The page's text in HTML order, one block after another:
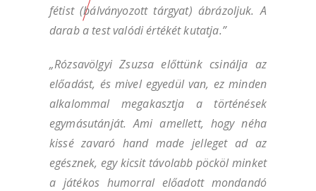
fétist (bálványozott tárgyat) ábrázoljuk. A
darab a test valódi értékét kutatja.”
„Rózsavölgyi Zsuzsa előttünk csinálja az
előadást, és mivel egyedül van, ez minden
alkalommal megakasztja a történések
egymásutánját. Ami amellett, hogy néha
kissé zavaró hand made jelleget ad az
egésznek, egy kicsit távolabb pöcköl minket
a játékos humorral előadott mondandó